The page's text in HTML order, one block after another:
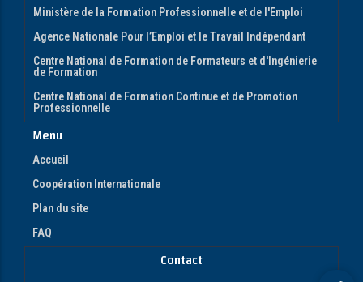
Ministère de la Formation Professionnelle et de l'Emploi
Agence Nationale Pour l’Emploi et le Travail Indépendant
Centre National de Formation de Formateurs et d'Ingénierie
de Formation
Centre National de Formation Continue et de Promotion
Professionnelle
Menu
Accueil
Coopération Internationale
Plan du site
FAQ
Contact